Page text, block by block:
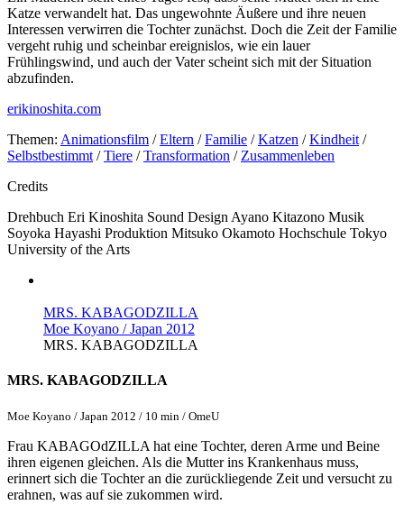
Katze verwandelt hat. Das ungewohnte Äußere und ihre neuen
Interessen verwirren die Tochter zunächst. Doch die Zeit der Familie
vergeht ruhig und scheinbar ereignislos, wie ein lauer
Frühlingswind, und auch der Vater scheint sich mit der Situation
abzufinden.
erikinoshita.com
Themen: Animationsfilm /Eltern /Familie /Katzen /Kindheit /
Selbstbestimmt /Tiere /Transformation / Zusammenleben
Credits
Drehbuch Eri Kinoshita Sound Design Ayano Kitazono Musik
Soyoka Hayashi Produktion Mitsuko Okamoto Hochschule Tokyo
University of the Arts
MRS. KABAGODZILLA
Moe Koyano / Japan 2012
MRS. KABAGODZILLA
MRS. KABAGODZILLA
Moe Koyano / Japan 2012 / 10 min / OmeU
Frau KABAGOdZILLA hat eine Tochter, deren Arme und Beine
ihren eigenen gleichen. Als die Mutter ins Krankenhaus muss,
erinnert sich die Tochter an die zurückliegende Zeit und versucht zu
erahnen, was auf sie zukommen wird.